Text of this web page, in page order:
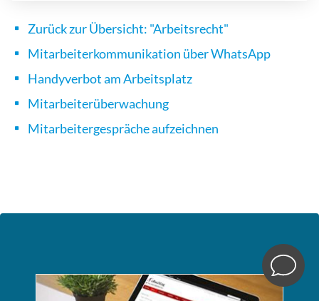
Zurück zur Übersicht: "Arbeitsrecht"
Mitarbeiterkommunikation über WhatsApp
Handyverbot am Arbeitsplatz
Mitarbeiterüberwachung
Mitarbeitergespräche aufzeichnen